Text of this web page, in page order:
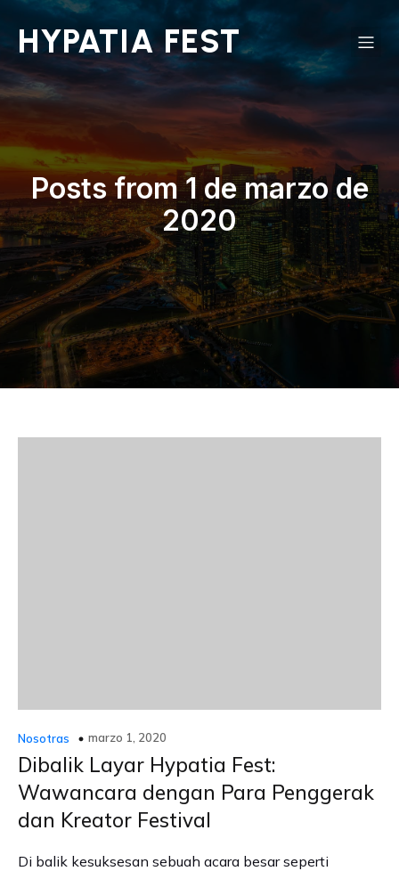
Saltar
contenido
HYPATIA FEST
Posts from 1 de marzo de
2020
Nosotras marzo 1, 2020
Dibalik Layar Hypatia Fest:
Wawancara dengan Para Penggerak
dan Kreator Festival
Di balik kesuksesan sebuah acara besar seperti